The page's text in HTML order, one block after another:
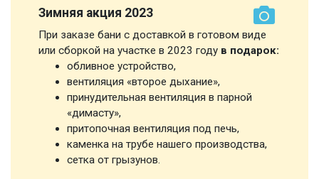
Зимняя акция 2023
При заказе бани с доставкой в готовом виде
или сборкой на участке в 2023 году в подарок:
обливное устройство,
вентиляция «второе дыхание»,
принудительная вентиляция в парной
«димасту»,
притопочная вентиляция под печь,
каменка на трубе нашего производства,
сетка от грызунов.